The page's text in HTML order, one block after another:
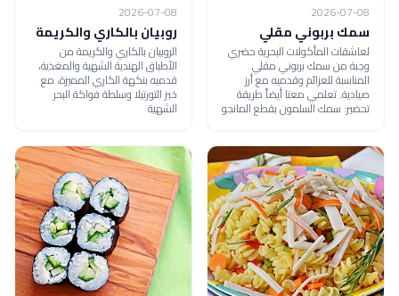
2026-07-08
سمك بربوني مقلي
لعاشقات المأكولات البحرية حضري
وجبة من سمك بربوني مقلي
المناسبة للعزائم وقدميه مع أرز
صيادية. تعلمي معنا أيضاً طريقة
تحضير: سمك السلمون بقطع المانجو
2026-07-08
روبيان بالكاري والكريمة
الروبيان بالكاري والكريمة من
الأطباق الهندية الشهية والمغذية،
قدميه بنكهة الكاري المميزة، مع
خبز التورتيلا وسلطة فواكة البحر
الشهية